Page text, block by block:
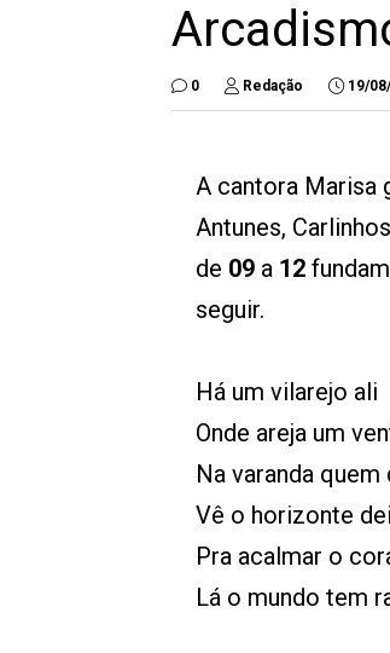
0 Redação 19/
A cantora Marisa
Antunes,
de 09 a 12
seguir.
Há um vilarejo ali
Onde areja um
Na varanda quem
Vê o horizonte
Pra acalmar o
Lá o mundo tem